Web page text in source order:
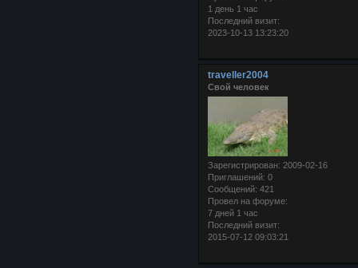
1 день 1 час
Последний визит:
2023-10-13 13:23:20
traveller2004
Свой человек
Зарегистрирован: 2009-02-16
Приглашений: 0
Сообщений: 421
Провел на форуме:
7 дней 1 час
Последний визит:
2015-07-12 09:03:21